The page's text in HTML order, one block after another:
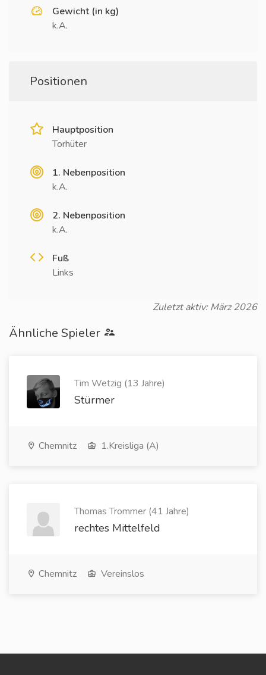
Gewicht (in kg)
k.A.
Positionen
Hauptposition
Torhüter
1. Nebenposition
k.A.
2. Nebenposition
k.A.
Fuß
Links
Zuletzt aktiv: März 2026
Ähnliche Spieler
Tim Wetzig (13 Jahre)
Stürmer
Chemnitz 1.Kreisliga (A)
Thomas Trommer (41 Jahre)
rechtes Mittelfeld
Chemnitz Vereinslos